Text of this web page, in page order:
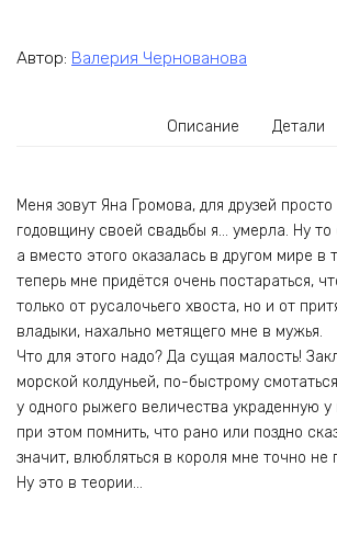
Автор: Валерия Чернованова
Описание Детали
Меня зовут Яна Громова, для друзей просто
годовщину своей свадьбы я… умерла. Ну
а вместо этого оказалась в другом мире в
теперь мне придётся очень постараться,
только от русалочьего хвоста, но и от
владыки, нахально метящего мне в мужья.
Что для этого надо? Да сущая малость!
морской колдуньей, по-быстрому
у одного рыжего величества украденную у
при этом помнить, что рано или поздно
значит, влюбляться в короля мне точно не
Ну это в теории…